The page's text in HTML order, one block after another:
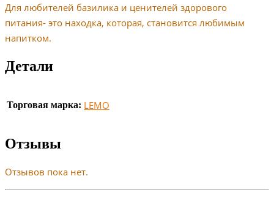
Для любителей базилика и ценителей здорового
питания- это находка, которая, становится любимым
напитком.
Детали
Торговая марка: LEMO
Отзывы
Отзывов пока нет.